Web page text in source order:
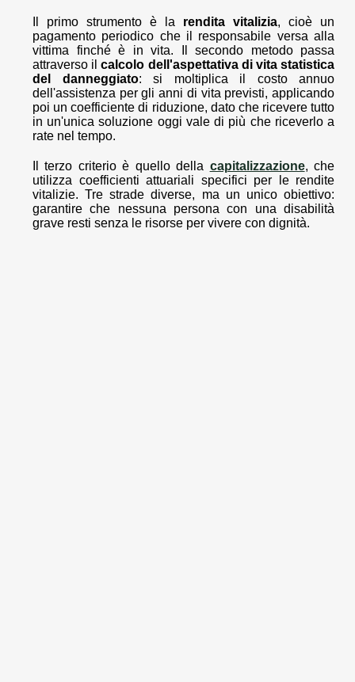
Il primo strumento è la rendita vitalizia, cioè un
pagamento periodico che il responsabile versa alla
vittima finché è in vita. Il secondo metodo passa
attraverso ilcalcolo dell'aspettativa di vita statistica
del danneggiato: si moltiplica il costo annuo
dell'assistenza per gli anni di vita previsti, applicando
poi un coefficiente di riduzione, dato che ricevere tutto
in un'unica soluzione oggi vale di più che riceverlo a
rate nel tempo.
Il terzo criterio è quello della capitalizzazione, che
utilizza coefficienti attuariali specifici per le rendite
vitalizie. Tre strade diverse, ma un unico obiettivo:
garantire che nessuna persona con una disabilità
grave resti senza le risorse per vivere con dignità.